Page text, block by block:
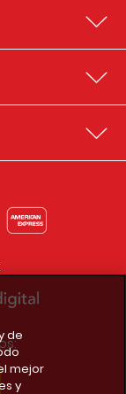
de
mejor
y